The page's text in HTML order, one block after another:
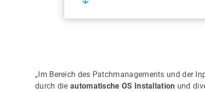
„Im Bereich des Patchmanagements und der
durch dieautomatische OS Installation und